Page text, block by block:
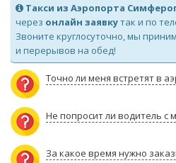
Такси из Аэропорта
через онлайн заявкутак и по
Звоните круглосуточно, мы
и перерывов на обед!
Точно ли меня встретят в
Не попросит ли водитель с
За какое время нужно